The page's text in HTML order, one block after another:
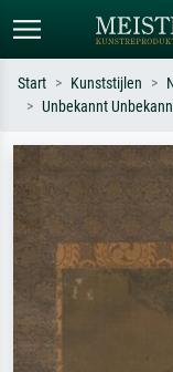
Zoek op kunstenaar, titel
Monet, Sterrennacht,
Hokusai-golf,
Start Kunststijlen
Unbekannt